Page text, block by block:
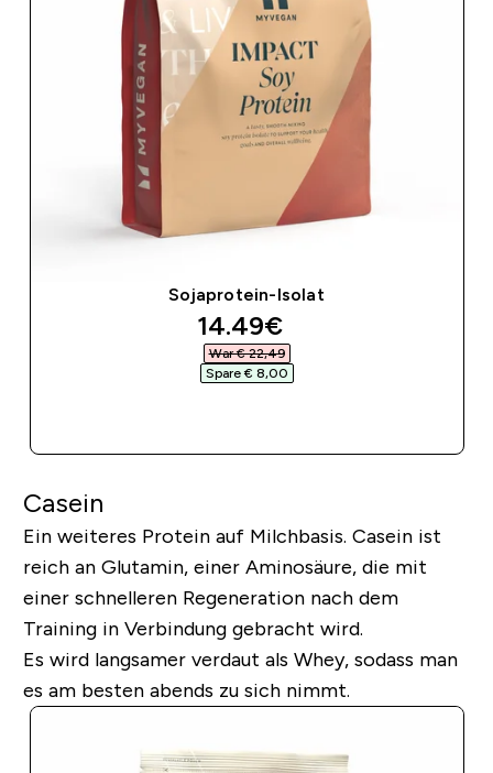
Sojaprotein-Isolat
discounted price
14.49€‎
War € 22,49‎
Spare € 8,00‎
Casein
Ein weiteres Protein auf Milchbasis. Casein ist
reich an Glutamin, einer Aminosäure, die mit
einer schnelleren Regeneration nach dem
Training in Verbindung gebracht wird.
Es wird langsamer verdaut als Whey, sodass man
es am besten abends zu sich nimmt.